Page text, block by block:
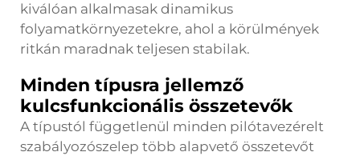
kiválóan alkalmasak dinamikus
folyamatkörnyezetekre, ahol a körülmények
ritkán maradnak teljesen stabilak.
Minden típusra jellemző
kulcsfunkcionális összetevők
A típustól függetlenül minden pilótavezérelt
szabályozószelep több alapvető összetevőt